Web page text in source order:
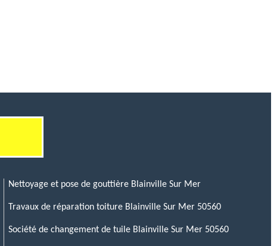
Nettoyage et pose de gouttière Blainville Sur Mer
Travaux de réparation toiture Blainville Sur Mer 50560
Société de changement de tuile Blainville Sur Mer 50560